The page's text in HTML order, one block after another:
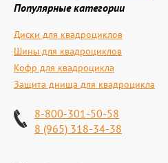
Популярные категории
Диски для квадроциклов
Шины для квадроциклов
Кофр для квадроцикла
Защита днища для квадроцикла
8-800-301-50-58
8 (965) 318-34-38